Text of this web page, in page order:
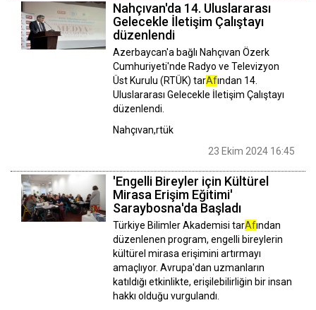
Nahçıvan'da 14. Uluslararası
Gelecekle İletişim Çalıştayı
düzenlendi
Azerbaycan'a bağlı Nahçıvan Özerk
Cumhuriyeti'nde Radyo ve Televizyon
Üst Kurulu (RTÜK) tarAfından 14.
Uluslararası Gelecekle İletişim Çalıştayı
düzenlendi.
Nahçıvan,rtük
23 Ekim 2024 16:45
'Engelli Bireyler için Kültürel
Mirasa Erişim Eğitimi'
Saraybosna'da Başladı
Türkiye Bilimler Akademisi tarAfından
düzenlenen program, engelli bireylerin
kültürel mirasa erişimini artırmayı
amaçlıyor. Avrupa'dan uzmanların
katıldığı etkinlikte, erişilebilirliğin bir insan
hakkı olduğu vurgulandı.